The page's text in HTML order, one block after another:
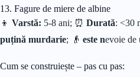
13. Fagure de miere de albine
👦 Varstă: 5-8 ani; ⏰ Durată: <30
puțină murdarie; 👴 este nevoie de
Cum se construiește – pas cu pas: